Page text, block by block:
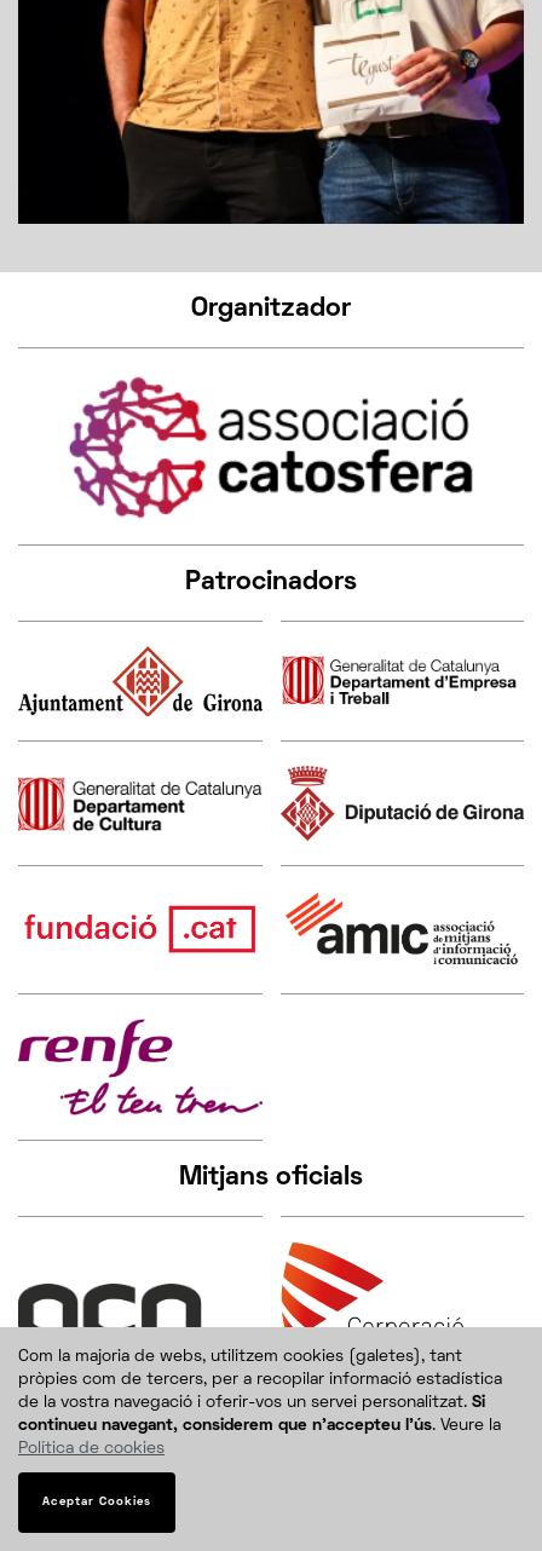
Organitzador
Patrocinadors
Mitjans oficials
Com la majoria de webs, utilitzem cookies (galetes), tant
pròpies com de tercers, per a recopilar informació estadística
de la vostra navegació i oferir-vos un servei personalitzat. Si
continueu navegant, considerem que n'accepteu l'ús. Veure la
Política de cookies
Aceptar Cookies